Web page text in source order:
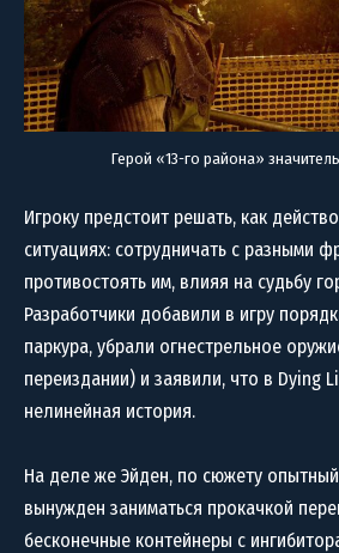
Герой «13-го района»
Игроку предстоит решать, как
ситуациях: сотрудничать с разными
противостоять им, влияя на судьбу
Разработчики добавили в игру
паркура, убрали огнестрельное
переиздании) и заявили, что в Dying
нелинейная история.
На деле же Эйден, по сюжету
вынужден заниматься прокачкой
бесконечные контейнеры с